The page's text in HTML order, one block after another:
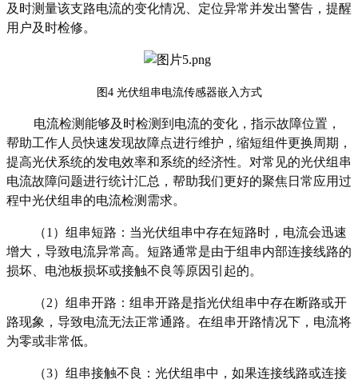
及时测量该支路电流的变化情况 定位异常并发出警告，提醒
用户及时检修。
图4 光伏组串电流传感器嵌入方式
电流检测能够及时检测到电流的变化， 指示故障位置，
帮助工作人员快速发现故障点进行维护，缩短组件更换周期 ，
提高光伏系统的发电效率和系统的经济性。 对常见的光伏组串
电流故障问题进行统计汇总，帮助我们更好的聚焦日常应用过
程中光伏组串的电流检测需求。
（1 ） 组串短路：当光伏组串中存在短路时，电流会迅速
增大，导致电流异常高。短路通常是由于组串内部连接线路的
损坏、电池板损坏或接触不良等原因引起的。
（2） 组串开路：组串开路是指光伏组串中存在断路或开
路现象，导致电流无法正常通路。在组串开路情况下，电流将
为零或非常低。
（3） 组串接触不良：光伏组串中，如果连接线路或连接